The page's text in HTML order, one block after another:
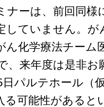
ナーは、前回同様
していません。が
ん化学療法チーム
、来年度は是非お
パルテホール（
る可能性があると